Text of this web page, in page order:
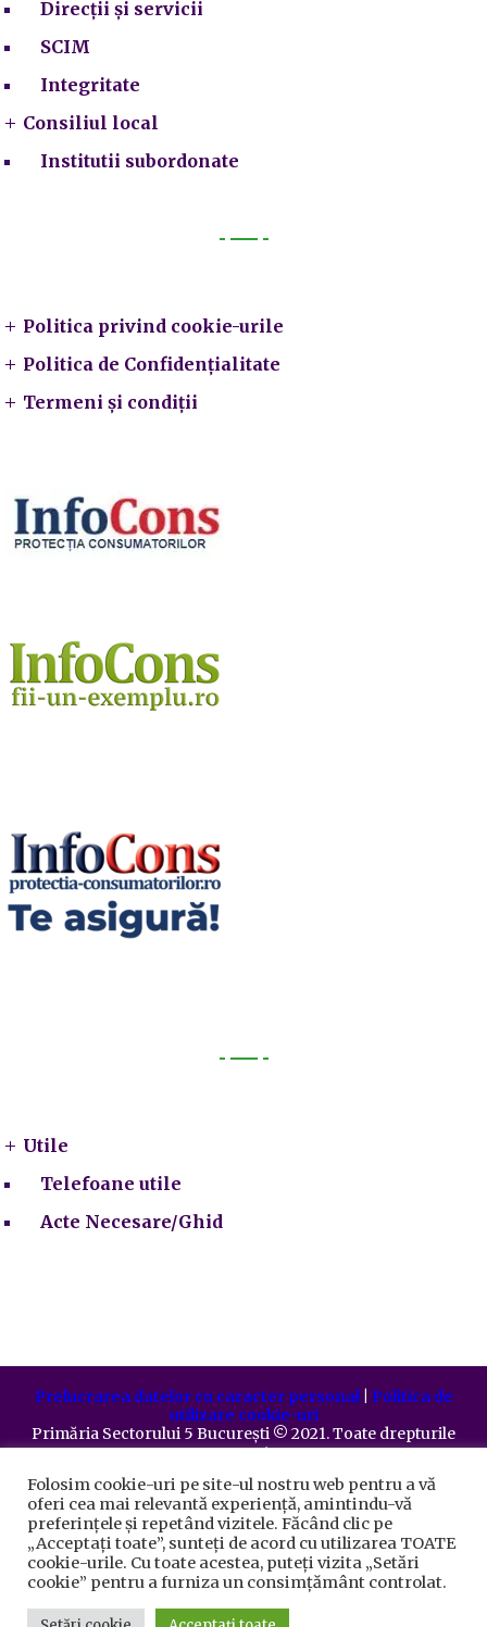
Direcții și servicii
SCIM
Integritate
Consiliul local
Institutii subordonate
Politica privind cookie-urile
Politica de Confidențialitate
Termeni și condiții
Utile
Telefoane utile
Acte Necesare/Ghid
Prelucrarea datelor cu caracter personal| Politica de
utilizare cookie-uri
Primăria Sectorului 5 București ©️ 2021. Toate drepturile
rezervate.
Folosim cookie-uri pe site-ul nostru web pentru a vă
oferi cea mai relevantă experiență, amintindu-vă
preferințele și repetând vizitele. Făcând clic pe
„Acceptați toate”, sunteți de acord cu utilizarea TOATE
cookie-urile. Cu toate acestea, puteți vizita „Setări
cookie” pentru a furniza un consimțământ controlat.